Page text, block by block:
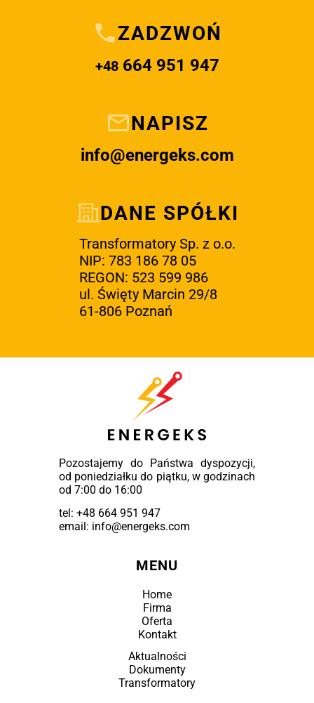
ZADZWOŃ
+48664 951 947
NAPISZ
info@energeks.com
DANE SPÓŁKI
Transformatory Sp. z o.o.
NIP: 783 186 78 05
REGON: 523 599 986
ul. Święty Marcin 29/8
61-806 Poznań
Pozostajemy do Państwa dyspozycji,
od poniedziałku do piątku, w godzinach
od 7:00 do 16:00
tel: +48 664 951 947
email: info@energeks.com
MENU
Home
Firma
Oferta
Kontakt
Aktualności
Dokumenty
Transformatory